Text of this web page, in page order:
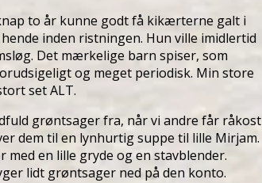
to år kunne godt få kikærterne galt i
inden ristningen. Hun ville imidlertid
Det mærkelige barn spiser, som
og meget periodisk. Min store
set ALT.
grøntsager fra, når vi andre får råkost
dem til en lynhurtig suppe til lille Mirjam.
en lille gryde og en stavblender.
lidt grøntsager ned på den konto.